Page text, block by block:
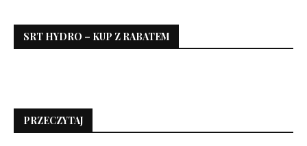
SRT HYDRO – KUP Z RABATEM
PRZECZYTAJ